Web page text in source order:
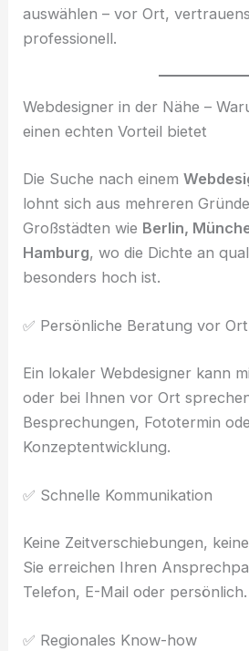
auswählen – vor Ort,
professionell.
Webdesigner in der Nähe –
einen echten Vorteil bietet
Die Suche nach einem
lohnt sich aus mehreren
Großstädten wie Berlin,
Hamburg, wo die Dichte an
besonders hoch ist.
✅ Persönliche Beratung vor Ort
Ein lokaler Webdesigner kann
oder bei Ihnen vor Ort
Besprechungen, Fototermin
Konzeptentwicklung.
✅ Schnelle Kommunikation
Keine Zeitverschiebungen,
Sie erreichen Ihren
Telefon, E-Mail oder persönlich.
✅ Regionales Know-how